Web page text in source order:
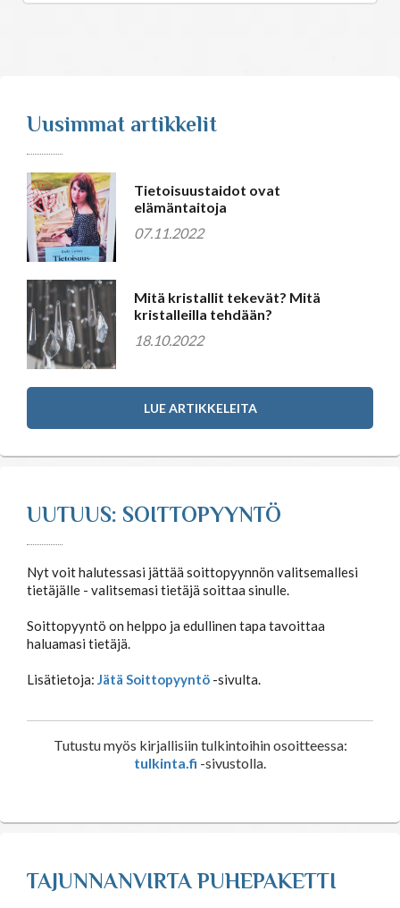
Uusimmat artikkelit
Tietoisuustaidot ovat
elämäntaitoja
07.11.2022
Mitä kristallit tekevät? Mitä
kristalleilla tehdään?
18.10.2022
LUE ARTIKKELEITA
UUTUUS: SOITTOPYYNTÖ
Nyt voit halutessasi jättää soittopyynnön valitsemallesi
tietäjälle - valitsemasi tietäjä soittaa sinulle.
Soittopyyntö on helppo ja edullinen tapa tavoittaa
haluamasi tietäjä.
Lisätietoja: Jätä Soittopyyntö -sivulta.
Tutustu myös kirjallisiin tulkintoihin osoitteessa:
tulkinta.fi -sivustolla.
TAJUNNANVIRTA PUHEPAKETTI